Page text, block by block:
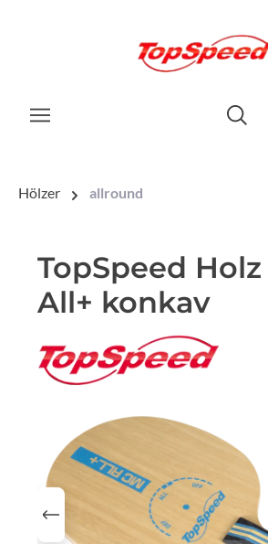
Hölzer allround
TopSpeed Holz
All+ konkav
Bildergalerie überspringen